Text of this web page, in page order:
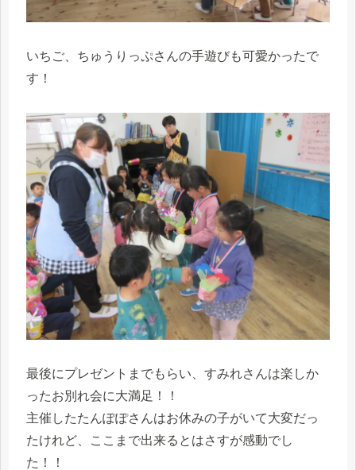
いちご、ちゅうりっぷさんの手遊びも可愛かったで
す！
最後にプレゼントまでもらい、すみれさんは楽しか
ったお別れ会に大満足！！
主催したたんぽぽさんはお休みの子がいて大変だっ
たけれど、ここまで出来るとはさすが感動でし
た！！